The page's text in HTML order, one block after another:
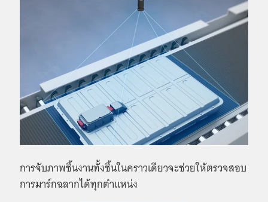
การจับภาพชิ้นงานทั้งชิ้นในคราวเดียวจะช่วยให้ตรวจสอบ
การมาร์กฉลากได้ทุกตำแหน่ง